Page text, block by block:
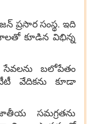
ప్రసార సంస్థ. ఇది
కూడిన విభిన్న
బలోపేతం
వేదికను కూడా
సమగ్రతను